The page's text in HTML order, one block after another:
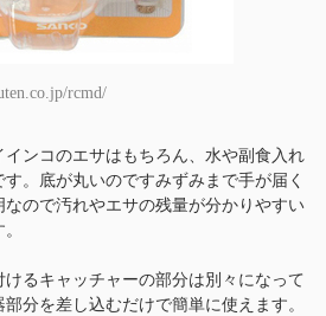
rcmd/
ンコのエサはもちろん、水や副食入れ
。底が丸いのですみずみまで手が届く
ので汚れやエサの残量が分かりやすい
るキャッチャーの部分は別々になって
分を差し込むだけで簡単に使えます。